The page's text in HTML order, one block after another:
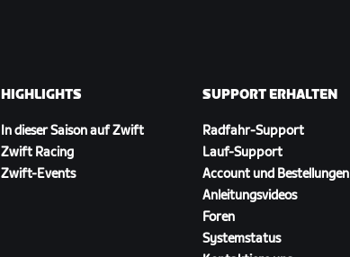
HIGHLIGHTS
In dieser Saison auf Zwift
Zwift Racing
Zwift-Events
SUPPORT ERHALTEN
Radfahr-Support
Lauf-Support
Account und Bestellungen
Anleitungsvideos
Foren
Systemstatus